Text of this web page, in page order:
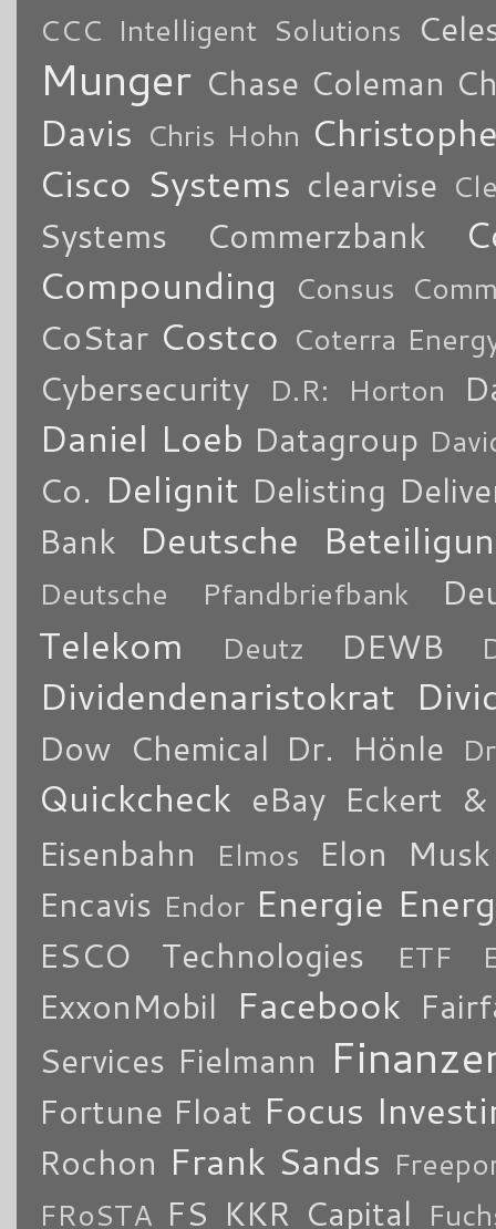
CCC Intelligent Solutions
Munger Chase Coleman
Davis Chris Hohn
Cisco Systems clearvise
Systems Commerzbank
Compounding
Consus
CoStar Costco Coterra
Cybersecurity D.R: Horton
Daniel Loeb Datagroup
Co. Delignit Delisting
Bank
Deutsche
Deutsche Pfandbriefbank
Telekom Deutz DEWB
Dividendenaristokrat
Dow Chemical Dr. Hönle
Quickcheck eBay Eckert
Eisenbahn
Elmos
Elon Musk
Encavis Endor Energie
ESCO Technologies ETF
ExxonMobil Facebook
Services Fielmann
Fortune Float Focus
Rochon Frank Sands
FRoSTA FS KKR Capital